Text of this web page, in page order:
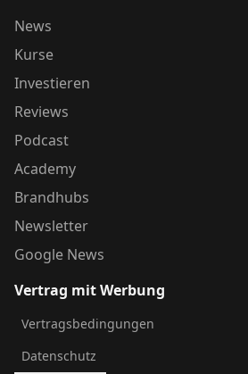
News
Kurse
Investieren
Reviews
Podcast
Academy
Brandhubs
Newsletter
Google News
Vertrag mit Werbung
Vertragsbedingungen
Datenschutz